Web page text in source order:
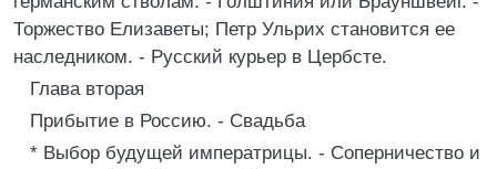
Торжество Елизаветы; Петр Ульрих становится ее
наследником. - Русский курьер в Цербсте.
Глава вторая
Прибытие в Россию. - Свадьба
* Выбор будущей императрицы. - Соперничество и